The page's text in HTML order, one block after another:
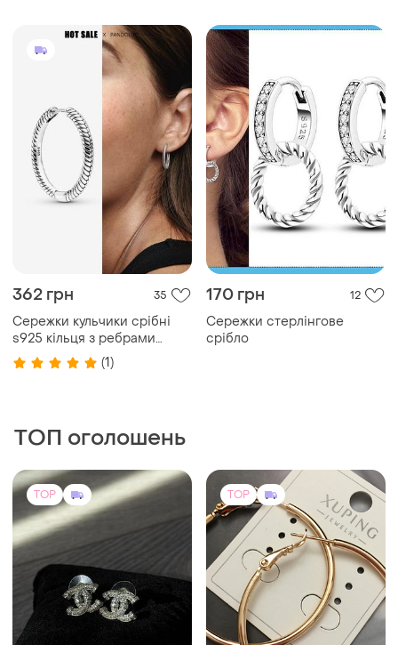
362 грн 35
Сережки кульчики срібні
s925 кільця з ребрами
стильні нові
(1)
170 грн 12
Сережки стерлінгове
срібло
ТОП оголошень
TOP TOP